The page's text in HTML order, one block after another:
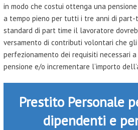
in modo che costui ottenga una
a tempo pieno per tutti i tre anni di part-
standard di part time il lavoratore
versamento di contributi volontari che
perfezionamento dei requisiti necessari
pensione e/o incrementare l’importo
Prestito Personale
dipendenti e